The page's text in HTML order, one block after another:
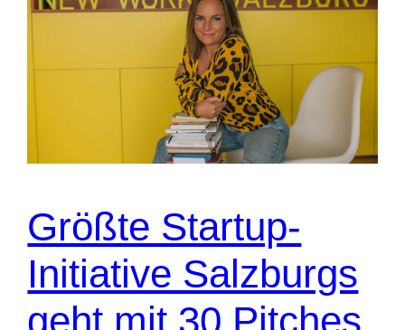
Größte Startup-
Initiative Salzburgs
geht mit 30 Pitches